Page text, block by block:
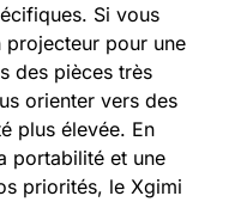
Si vous
projecteur pour une
des pièces très
orienter vers des
plus élevée. En
portabilité et une
priorités, le Xgimi